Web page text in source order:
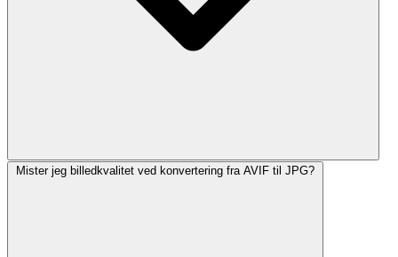
Mister jeg billedkvalitet ved konvertering fra AVIF til JPG?